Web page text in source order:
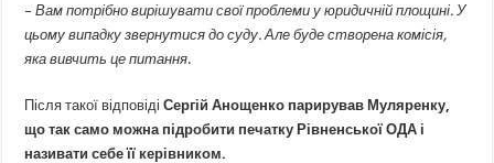
–Вам потрібно вирішувати свої проблеми у юридичній площині. У
цьому випадку звернутися до суду. Але буде створена комісія,
яка вивчить це питання.
Після такої відповідіСергій Анощенко парирував Муляренку,
що так само можна підробити печатку Рівненської ОДА і
називати себе її керівником.